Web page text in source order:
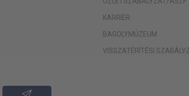
KARRIER
BAGOLYMÚZEUM
VISSZATÉRÍTÉSI